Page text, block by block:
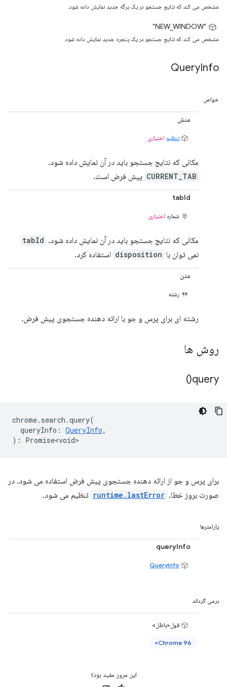
مشخص می کند که نتایج جستجو در یک برگه جدید نمایش داده شود.
"NEW_WINDOW"
مشخص می کند که نتایج جستجو در یک پنجره جدید نمایش داده شود.
QueryInfo
خواص
منش
تنظیم اختیاری
مکانی که نتایج جستجو باید در آن نمایش داده شود.
CURRENT_TAB پیش فرض است.
tabId
شماره اختیاری
مکانی که نتایج جستجو باید در آن نمایش داده شود. tabId
نمی توان با disposition استفاده کرد.
متن
رشته
رشته ای برای پرس و جو با ارائه دهنده جستجوی پیش فرض.
روش ها
query(
)
chrome. search .query(
queryInfo : QueryInfo,
) : Promise<void>
برای پرس و جو از ارائه دهنده جستجوی پیش فرض استفاده می شود. در
صورت بروز خطا، runtime.lastError تنظیم می شود.
پارامترها
queryInfo
QueryInfo
برمی گرداند
قول<باطل>
Chrome 96+
این مرور مفید بود؟